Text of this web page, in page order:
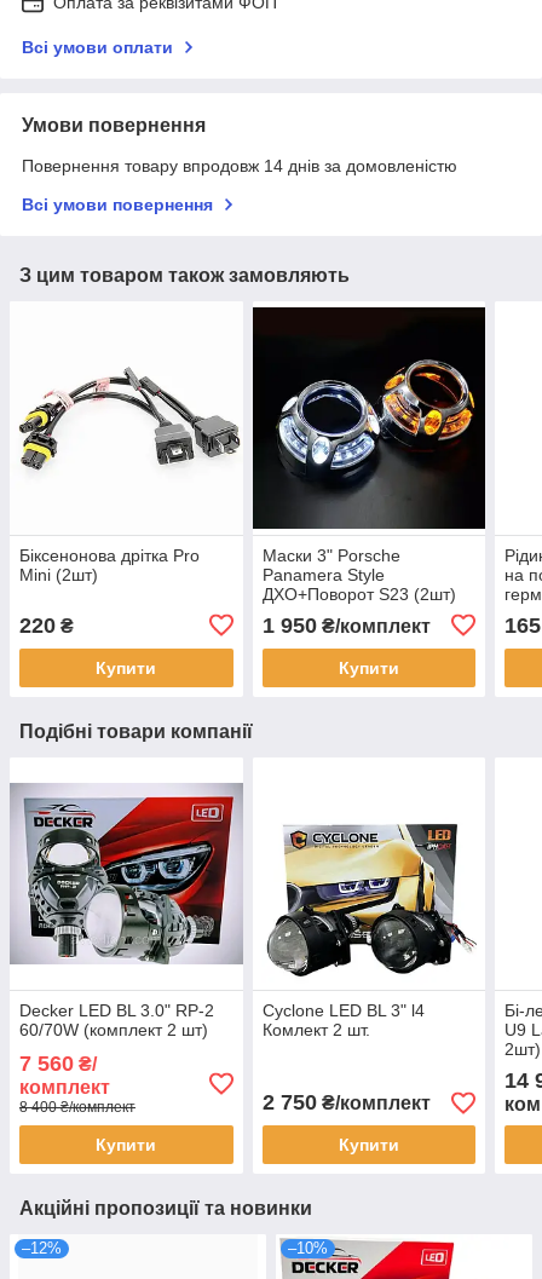
Всі умови оплати
Умови повернення
Повернення товару впродовж 14 днів за домовленістю
Всі умови повернення
З цим товаром також замовляють
Біксенонова дрітка Pro
Mini (2шт)
220 ₴
Купити
Маски 3" Porsche
Panamera Style
ДХО+Поворот S23 (2шт)
1 950₴/комплект
Купити
на
165
Подібні товари компанії
Decker LED BL 3.0" RP-2
60/70W (комплект 2 шт)
7 560 ₴/
комплект
8 400 ₴/комплект
Купити
Cyclone LED BL 3" l4
Комлект 2 шт.
2 750₴/комплект
Купити
Бі-
U9
2шт)
14
Акційні пропозиції та новинки
–12% –10%